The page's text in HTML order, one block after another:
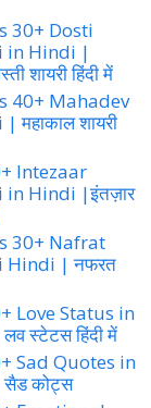
30+ Dosti
in Hindi |
शायरी हिंदी में
40+ Mahadev
महाकाल शायरी
Intezaar
in Hindi |इंतज़ार
30+ Nafrat
Hindi | नफरत
Love Status in
स्टेटस हिंदी में
Sad Quotes in
कोट्स